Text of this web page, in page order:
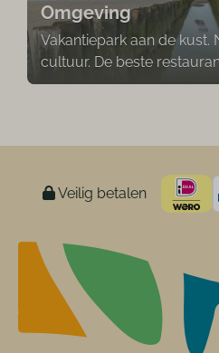
Omgeving
Vakantiepark aan de kust.
cultuur. De beste
Veilig betalen